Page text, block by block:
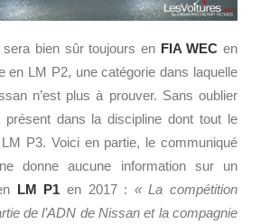
bien sûr toujours en FIA WEC en
en LM P2, une catégorie dans laquelle
n’est plus à prouver. Sans oublier
dans la discipline dont tout le
P3. Voici en partie, le communiqué
donne aucune information sur un
LM P1 en 2017 : « La compétition
de l’ADN de Nissan et la compagnie